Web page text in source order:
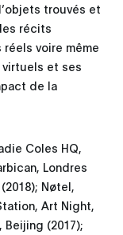
trouvés et
récits
voire même
et ses
de la
Coles HQ,
Londres
Nøtel,
Art Night,
Beijing (2017);